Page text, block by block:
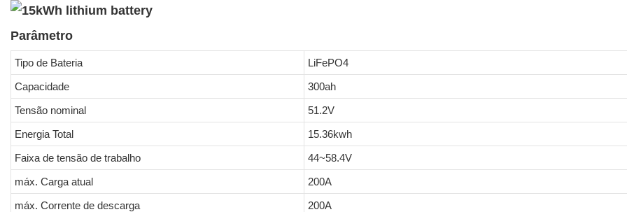
Parâmetro
Tipo de Bateria
LiFePO4
Capacidade
300ah
Tensão nominal
51.2V
Energia Total
15.36kwh
Faixa de tensão de trabalho
44~58.4V
máx. Carga atual
200A
máx. Corrente de descarga
200A